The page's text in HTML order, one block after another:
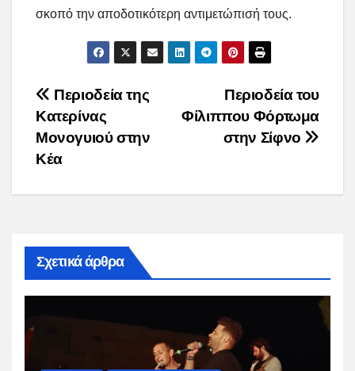
σκοπό την αποδοτικότερη αντιμετώπισή τους.
Post
navigation
Περιοδεία του
Φίλιππου Φόρτωμα
στην Σίφνο
Περιοδεία της
Κατερίνας
Μονογυιού στην
Κέα
Σχετικά άρθρα